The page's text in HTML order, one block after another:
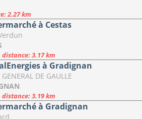
2.27 km
à Cestas
distance: 3.17 km
à Gradignan
DE GAULLE
distance: 3.19 km
à Gradignan